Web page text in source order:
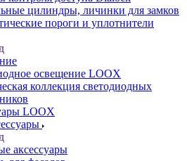
цилиндры, личинки для замков
пороги и уплотнители
освещение LOOX
коллекция светодиодных
LOOX
аксессуары